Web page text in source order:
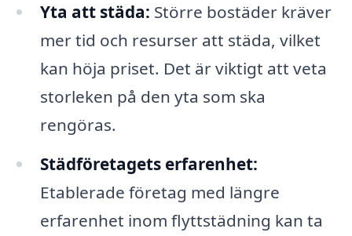
Yta att städa: Större bostäder kräver
mer tid och resurser att städa, vilket
kan höja priset. Det är viktigt att veta
storleken på den yta som ska
rengöras.
Städföretagets erfarenhet:
Etablerade företag med längre
erfarenhet inom flyttstädning kan ta